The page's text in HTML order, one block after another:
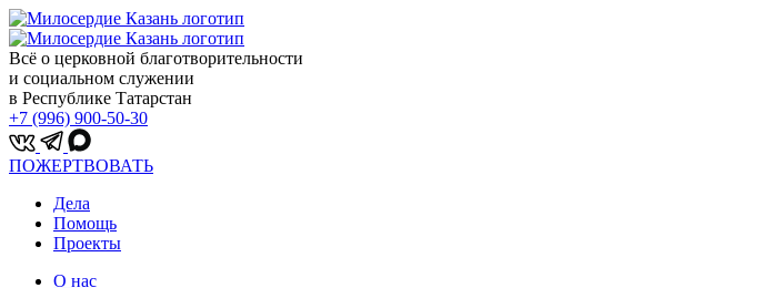
Всё о церковной благотворительности
и социальном служении
в Республике Татарстан
+7 (996) 900-50-30
ПОЖЕРТВОВАТЬ
Дела
Помощь
Проекты
О нас